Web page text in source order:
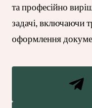
та професійно
задачі, включаючи
оформлення